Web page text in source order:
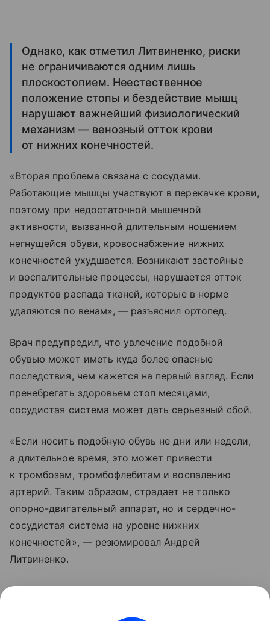
Однако, как отметил Литвиненко, риски
не ограничиваются одним лишь
плоскостопием. Неестественное
положение стопы и бездействие мышц
нарушают важнейший физиологический
механизм — венозный отток крови
от нижних конечностей.
«Вторая проблема связана с сосудами.
Работающие мышцы участвуют в перекачке крови,
поэтому при недостаточной мышечной
активности, вызванной длительным ношением
негнущейся обуви, кровоснабжение нижних
конечностей ухудшается. Возникают застойные
и воспалительные процессы, нарушается отток
продуктов распада тканей, которые в норме
удаляются по венам», — разъяснил ортопед.
Врач предупредил, что увлечение подобной
обувью может иметь куда более опасные
последствия, чем кажется на первый взгляд. Если
пренебрегать здоровьем стоп месяцами,
сосудистая система может дать серьезный сбой.
«Если носить подобную обувь не дни или недели,
а длительное время, это может привести
к тромбозам, тромбофлебитам и воспалению
артерий. Таким образом, страдает не только
опорно-двигательный аппарат, но и сердечно-
сосудистая система на уровне нижних
конечностей», — резюмировал Андрей
Литвиненко.
Ранее Литвиненко рассказал, чем опасно быстрое